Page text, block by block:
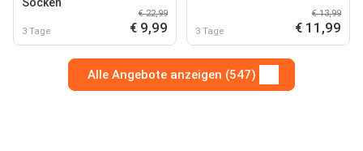
3 Tage
€ 22,99
€ 9,99 3 Tage
€ 13,99
€ 11,99
Alle Angebote anzeigen (547)